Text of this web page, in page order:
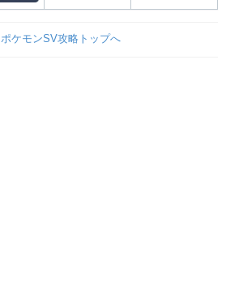
ポケモンSV攻略トップへ